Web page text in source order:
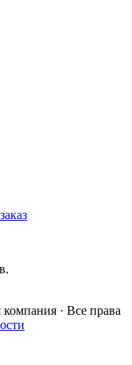
· Все права